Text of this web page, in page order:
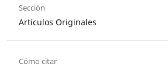
Sección
Artículos Originales
Cómo citar